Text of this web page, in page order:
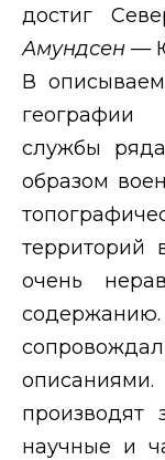
достиг
Амундсен —
В
географии
службы
образом
территорий
очень
производят
научные и